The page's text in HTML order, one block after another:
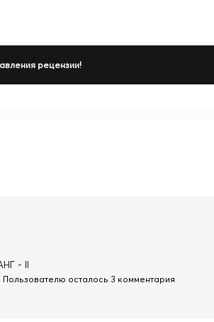
рецензии!
- II
осталось 3 комментария